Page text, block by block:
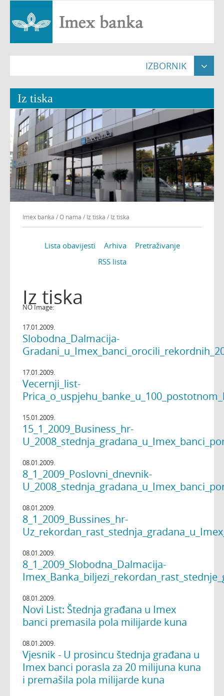
IZBORNIK 
Naslovna
Građani 
Pravne osobe 
Poslovnice
O nama 
Nekretnine
Iz tiska
Imex banka /O nama / Iz tiska / Iz tiska
Lista obavijesti Arhiva
Pretraživanje
RSS lista
Iz tiska
NO Image:
17.01.2009.
Slobodna_Dalmacija-
17.01.2009.
Vecernji_list-
15.01.2009.
15_1_2009_Business_hr-
08.01.2009.
8_1_2009_Poslovni_dnevnik-
08.01.2009.
8_1_2009_Bussines_hr-
08.01.2009.
8_1_2009_Slobodna_Dalmacija-
08.01.2009.
Novi List: Štednja građana u Imex
banci premasila pola milijarde kuna
08.01.2009.
Vjesnik - U prosincu štednja građana u
Imex banci porasla za 20 milijuna kuna
i premašila pola milijarde kuna